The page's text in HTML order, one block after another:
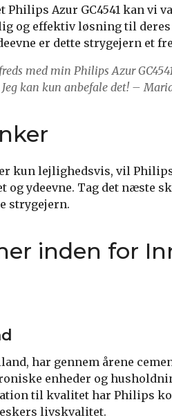
Philips Azur GC4541 kan vi
og effektiv løsning til deres
er dette strygejern et
med min Philips Azur
kan kun anbefale det! –
kun lejlighedsvis, vil Philips
og ydeevne. Tag det næste
strygejern.
inden for
har gennem årene
enheder og
til kvalitet har Philips
livskvalitet.